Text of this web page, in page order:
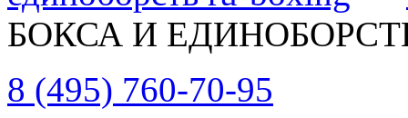
БОКСА И
8 (495) 760-70-95